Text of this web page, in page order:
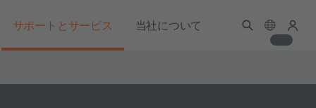
サポートとサービス 当社について